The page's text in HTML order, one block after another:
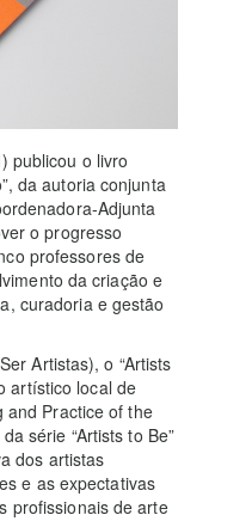
publicou o livro
da autoria conjunta
Adjunta
o progresso
professores de
da criação e
curadoria e gestão
Artistas), o “Artists
artístico local de
and Practice of the
série “Artists to Be”
dos artistas
e as expectativas
profissionais de arte